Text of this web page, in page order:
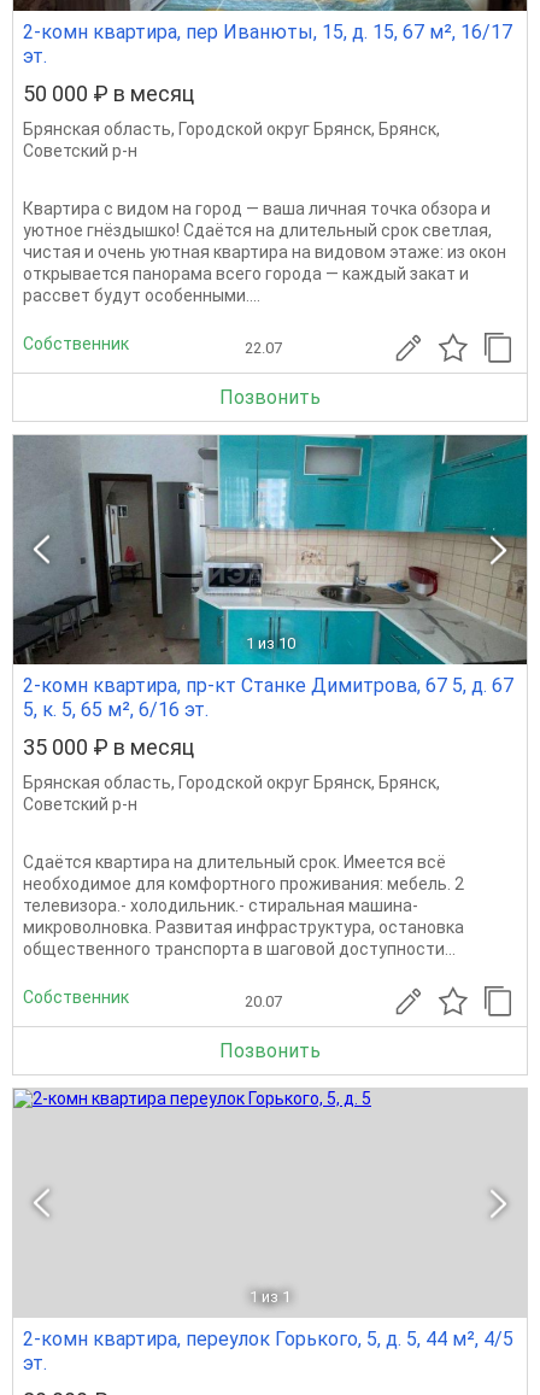
2-комн квартира, пер Иванюты, 15, д. 15, 67 м², 16/17
эт.
50 000 ₽ в месяц
Брянская область, Городской округ Брянск, Брянск,
Советский р-н
Квартира с видом на город — ваша личная точка обзора и
уютное гнёздышко! Сдаётся на длительный срок светлая,
чистая и очень уютная квартира на видовом этаже: из окон
открывается панорама всего города — каждый закат и
рассвет будут особенными....
Собственник 22.07
Позвонить
1 из 10
2-комн квартира, пр-кт Станке Димитрова, 67 5, д. 67
5, к. 5, 65 м², 6/16 эт.
35 000 ₽ в месяц
Брянская область, Городской округ Брянск, Брянск,
Советский р-н
Сдаётся квартира на длительный срок. Имеется всё
необходимое для комфортного проживания: мебель. 2
телевизора.- холодильник.- стиральная машина-
микроволновка. Развитая инфраструктура, остановка
общественного транспорта в шаговой доступности...
Собственник 20.07
Позвонить
1 из 1
2-комн квартира, переулок Горького, 5, д. 5, 44 м², 4/5
эт.